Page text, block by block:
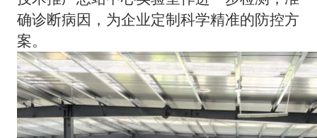
确诊断病因，为企业定制科学精准的防控方
案。